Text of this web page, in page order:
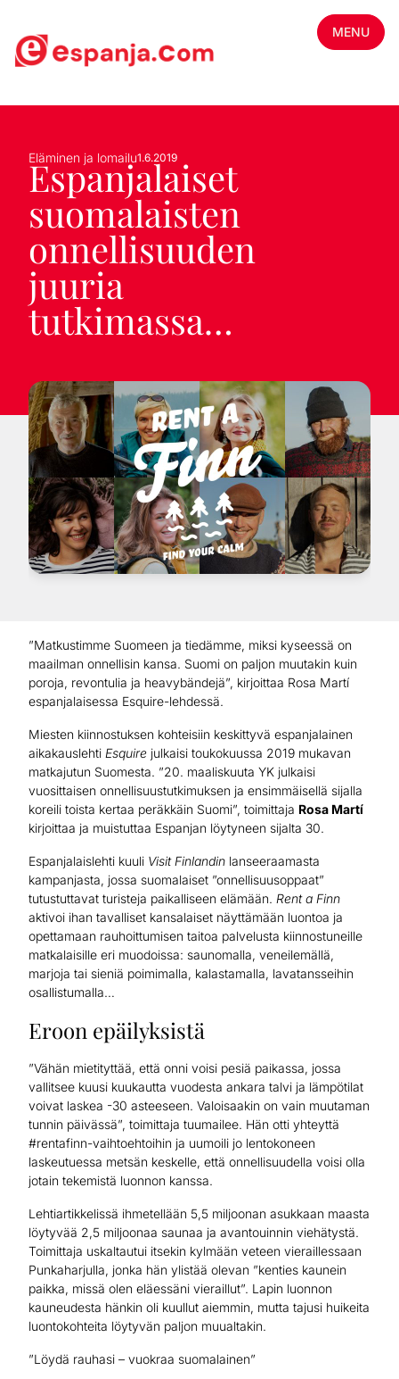
MENU
Eläminen ja lomailu1.6.2019
Espanjalaiset
suomalaisten
onnellisuuden
juuria
tutkimassa…
”Matkustimme Suomeen ja tiedämme, miksi kyseessä on
maailman onnellisin kansa. Suomi on paljon muutakin kuin
poroja, revontulia ja heavybändejä”, kirjoittaa Rosa Martí
espanjalaisessa Esquire-lehdessä.
Miesten kiinnostuksen kohteisiin keskittyvä espanjalainen
aikakauslehti Esquire julkaisi toukokuussa 2019 mukavan
matkajutun Suomesta. ”20. maaliskuuta YK julkaisi
vuosittaisen onnellisuustutkimuksen ja ensimmäisellä sijalla
koreili toista kertaa peräkkäin Suomi”, toimittaja Rosa Martí
kirjoittaa ja muistuttaa Espanjan löytyneen sijalta 30.
Espanjalaislehti kuuli Visit Finlandin lanseeraamasta
kampanjasta, jossa suomalaiset ”onnellisuusoppaat”
tutustuttavat turisteja paikalliseen elämään. Rent a Finn
aktivoi ihan tavalliset kansalaiset näyttämään luontoa ja
opettamaan rauhoittumisen taitoa palvelusta kiinnostuneille
matkalaisille eri muodoissa: saunomalla, veneilemällä,
marjoja tai sieniä poimimalla, kalastamalla, lavatansseihin
osallistumalla…
Eroon epäilyksistä
”Vähän mietityttää, että onni voisi pesiä paikassa, jossa
vallitsee kuusi kuukautta vuodesta ankara talvi ja lämpötilat
voivat laskea -30 asteeseen. Valoisaakin on vain muutaman
tunnin päivässä”, toimittaja tuumailee. Hän otti yhteyttä
#rentafinn-vaihtoehtoihin ja uumoili jo lentokoneen
laskeutuessa metsän keskelle, että onnellisuudella voisi olla
jotain tekemistä luonnon kanssa.
Lehtiartikkelissä ihmetellään 5,5 miljoonan asukkaan maasta
löytyvää 2,5 miljoonaa saunaa ja avantouinnin viehätystä.
Toimittaja uskaltautui itsekin kylmään veteen vieraillessaan
Punkaharjulla, jonka hän ylistää olevan ”kenties kaunein
paikka, missä olen eläessäni vieraillut”. Lapin luonnon
kauneudesta hänkin oli kuullut aiemmin, mutta tajusi huikeita
luontokohteita löytyvän paljon muualtakin.
”Löydä rauhasi – vuokraa suomalainen”